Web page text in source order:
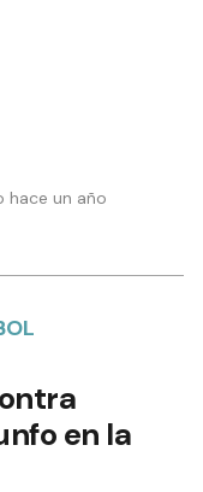
hace un año
en la